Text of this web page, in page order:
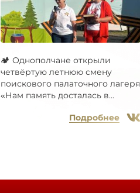
🏕 Однополчане открыли
четвёртую летнюю смену
поискового палаточного лагеря
«Нам память досталась в...
Подробнее